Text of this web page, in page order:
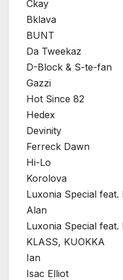
Ckay
Bklava
BUNT
Da Tweekaz
D-Block & S-te-fan
Gazzi
Hot Since 82
Hedex
Devinity
Ferreck Dawn
Hi-Lo
Korolova
Luxonia Special
Alan
Luxonia Special feat.
KLASS, KUOKKA
Ian
Isac Elliot